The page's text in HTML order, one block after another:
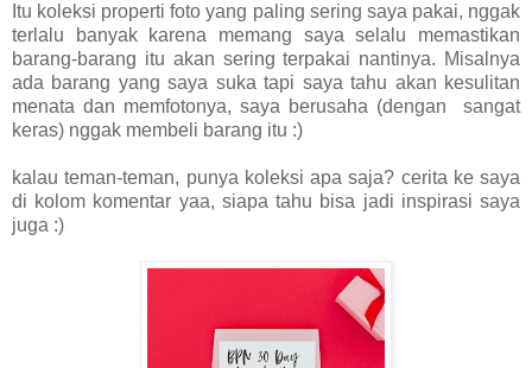
Itu koleksi properti foto yang paling sering saya pakai, nggak
terlalu banyak karena memang saya selalu memastikan
barang-barang itu akan sering terpakai nantinya. Misalnya
ada barang yang saya suka tapi saya tahu akan kesulitan
menata dan memfotonya, saya berusaha (dengan sangat
keras) nggak membeli barang itu :)
kalau teman-teman, punya koleksi apa saja? cerita ke saya
di kolom komentar yaa, siapa tahu bisa jadi inspirasi saya
juga :)